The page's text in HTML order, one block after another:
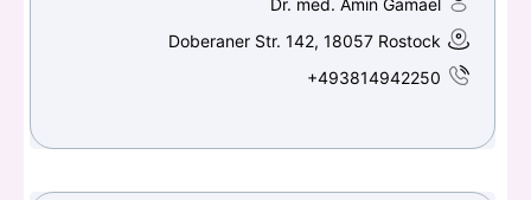
Dr. med. Amin Gamael
Doberaner Str. 142, 18057 Rostock
+493814942250